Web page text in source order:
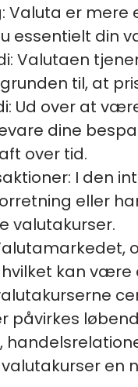
Valuta er
essentielt din
Valutaen
til, at
Ud over at
dine
over tid.
I den
eller
valutakurser.
kan
påvirkes
en